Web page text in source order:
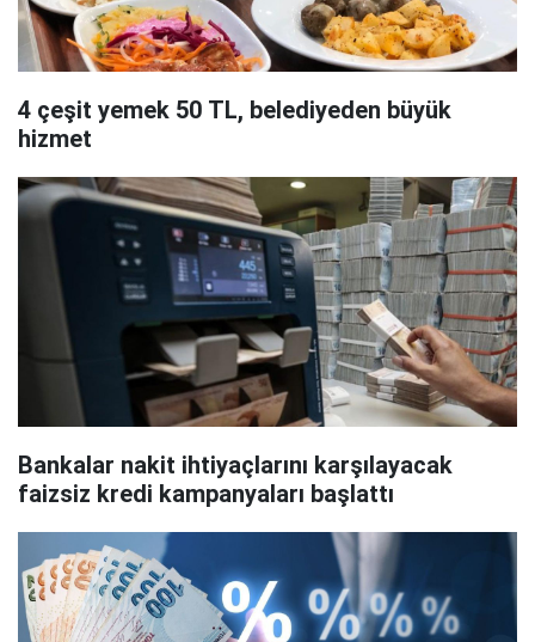
4 çeşit yemek 50 TL, belediyeden büyük
hizmet
Bankalar nakit ihtiyaçlarını karşılayacak
faizsiz kredi kampanyaları başlattı